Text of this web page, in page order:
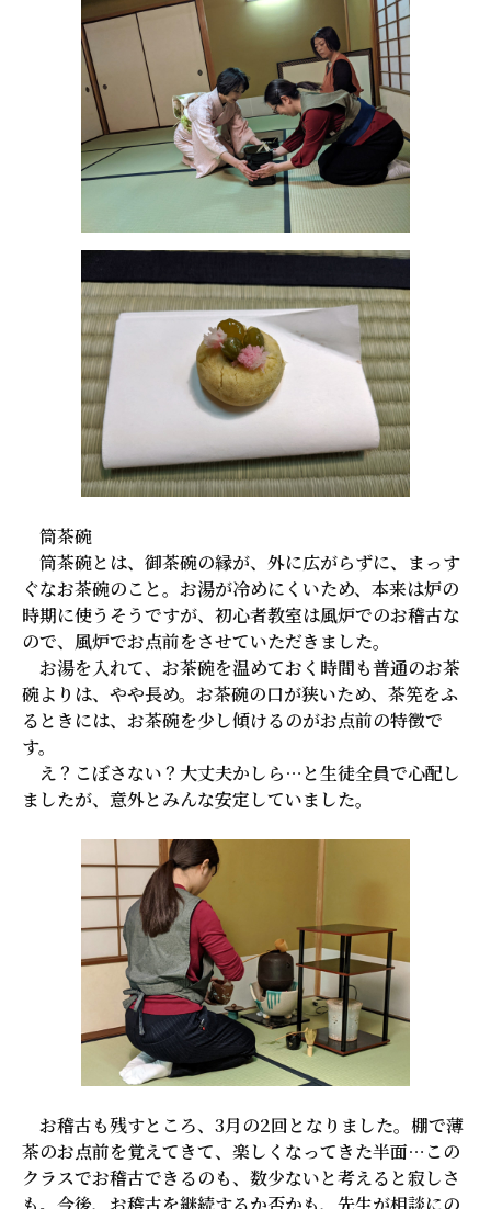
筒茶碗
筒茶碗とは、御茶碗の縁が、外に広がらずに、まっす
ぐなお茶碗のこと。お湯が冷めにくいため、本来は炉の
時期に使うそうですが、初心者教室は風炉でのお稽古な
ので、風炉でお点前をさせていただきました。
お湯を入れて、お茶碗を温めておく時間も普通のお茶
碗よりは、やや長め。お茶碗の口が狭いため、茶筅をふ
るときには、お茶碗を少し傾けるのがお点前の特徴で
す。
え？こぼさない？大丈夫かしら…と生徒全員で心配し
ましたが、意外とみんな安定していました。
お稽古も残すところ、3月の2回となりました。棚で薄
茶のお点前を覚えてきて、楽しくなってきた半面…この
クラスでお稽古できるのも、数少ないと考えると寂しさ
も。今後、お稽古を継続するか否かも、先生が相談にの